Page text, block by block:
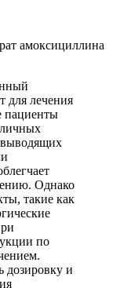
для лечения
пациенты
Однако
такие как
по
дозировку и